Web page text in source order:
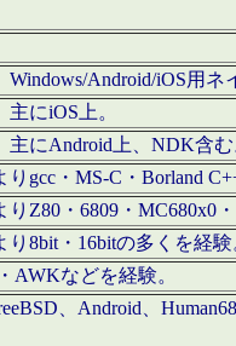
Windows/Android/iOS用
にiOS上。
主にAndroid上、NDK含
りgcc・MS-C・Borland
りZ80・6809・MC680x0
り8bit・16bitの多くを経
AWKなどを経験。
、Android、